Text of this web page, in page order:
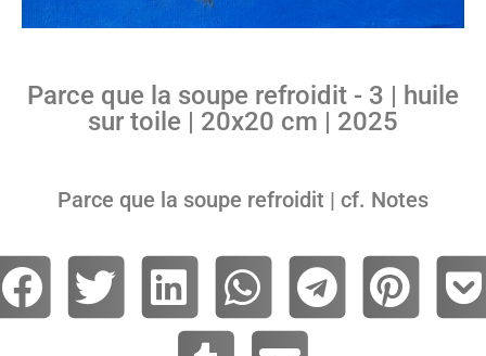
Parce que la soupe refroidit - 3 | huile
sur toile | 20x20 cm | 2025
Parce que la soupe refroidit | cf. Notes